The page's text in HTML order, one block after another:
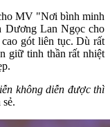
MV "Nơi bình minh
Dương Lan Ngọc cho
gót liên tục. Dù rất
giữ tinh thần rất nhiệt
không diễn được thì